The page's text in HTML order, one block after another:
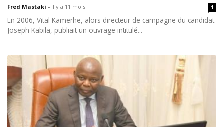
Fred Mastaki - Il y a 11 mois 1
En 2006, Vital Kamerhe, alors directeur de campagne du candidat
Joseph Kabila, publiait un ouvrage intitulé...